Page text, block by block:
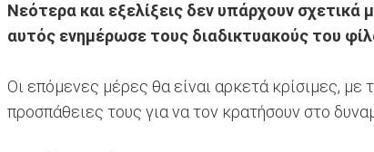
Νεότερα και εξελίξεις δεν υπάρχουν
αυτός ενημέρωσε τους διαδικτυακούς του
Οι επόμενες μέρες θα είναι αρκετά κρίσιμες,
προσπάθειες τους για να τον κρατήσουν στο